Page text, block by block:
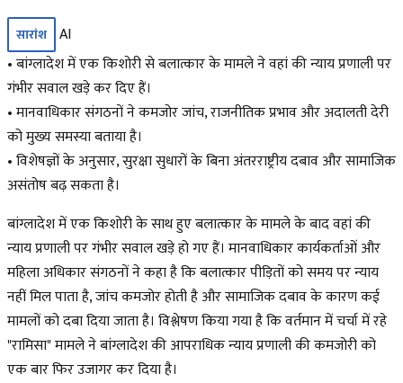
सारांश
AI
• बांग्लादेश में एक किशोरी से बलात्कार के मामले ने वहां की न्याय प्रणाली पर
गंभीर सवाल खड़े कर दिए हैं।
• मानवाधिकार संगठनों ने कमजोर जांच, राजनीतिक प्रभाव और अदालती देरी
को मुख्य समस्या बताया है।
• विशेषज्ञों के अनुसार, सुरक्षा सुधारों के बिना अंतरराष्ट्रीय दबाव और सामाजिक
असंतोष बढ़ सकता है।
बांग्लादेश में एक किशोरी के साथ हुए बलात्कार के मामले के बाद वहां की
न्याय प्रणाली पर गंभीर सवाल खड़े हो गए हैं। मानवाधिकार कार्यकर्ताओं और
महिला अधिकार संगठनों ने कहा है कि बलात्कार पीड़ितों को समय पर न्याय
नहीं मिल पाता है, जांच कमजोर होती है और सामाजिक दबाव के कारण कई
मामलों को दबा दिया जाता है। विश्लेषण किया गया है कि वर्तमान में चर्चा में रहे
"रामिसा" मामले ने बांग्लादेश की आपराधिक न्याय प्रणाली की कमजोरी को
एक बार फिर उजागर कर दिया है।